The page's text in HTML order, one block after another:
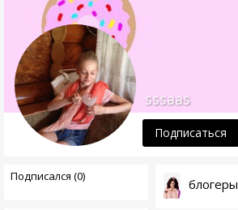
sssaas
Подписаться
Подписался (0) блогеры